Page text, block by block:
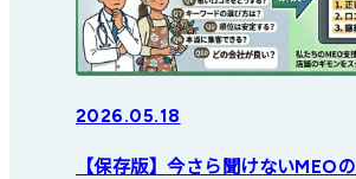
2026.05.18
【保存版】今さら聞けないMEO